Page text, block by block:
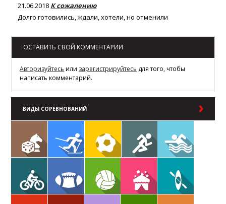
21.06.2018 К сожалению
Долго готовились, ждали, хотели, но отменили
ОСТАВИТЬ СВОЙ КОММЕНТАРИИ
Авторизуйтесь или зарегистрируйтесь для того, чтобы
написать комментарий.
ВИДЫ СОРЕВНОВАНИЙ